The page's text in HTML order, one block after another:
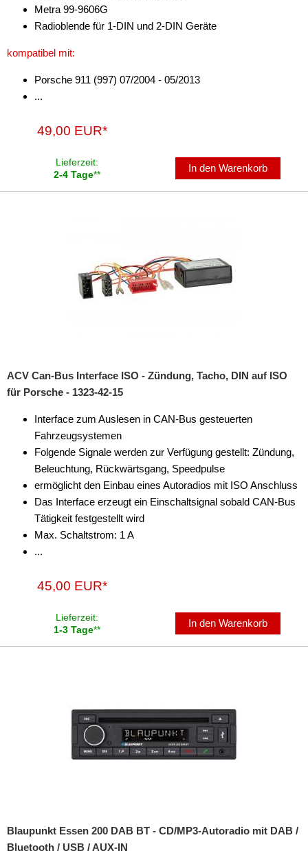
Metra 99-9606G
Radioblende für 1-DIN und 2-DIN Geräte
kompatibel mit:
Porsche 911 (997) 07/2004 - 05/2013
...
49,00 EUR*
Lieferzeit:
2-4 Tage**
In den Warenkorb
ACV Can-Bus Interface ISO - Zündung, Tacho, DIN auf ISO
für Porsche - 1323-42-15
Interface zum Auslesen in CAN-Bus gesteuerten
Fahrzeugsystemen
Folgende Signale werden zur Verfügung gestellt: Zündung,
Beleuchtung, Rückwärtsgang, Speedpulse
ermöglicht den Einbau eines Autoradios mit ISO Anschluss
Das Interface erzeugt ein Einschaltsignal sobald CAN-Bus
Tätigkeit festgestellt wird
Max. Schaltstrom: 1 A
...
45,00 EUR*
Lieferzeit:
1-3 Tage**
In den Warenkorb
Blaupunkt Essen 200 DAB BT - CD/MP3-Autoradio mit DAB /
Bluetooth / USB / AUX-IN